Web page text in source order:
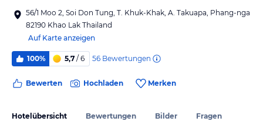
56/1 Moo 2, Soi Don Tung, T. Khuk-Khak, A. Takuapa, Phang-nga
82190 Khao Lak Thailand
Auf Karte anzeigen
100% 5,7 / 6 56 Bewertungen
Bewerten Hochladen Merken
Hotelübersicht Bewertungen Bilder Fragen